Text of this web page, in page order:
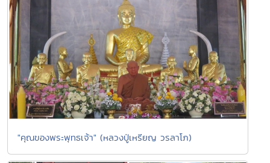
"คุณของพระพุทธเจ้า" (หลวงปู่เหรียญ วรลาโภ)